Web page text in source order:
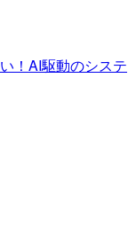
！AI駆動のシステ